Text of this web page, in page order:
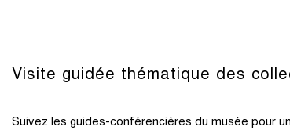
Visite guidée thématique des
Suivez les guides-conférencières du musée pour